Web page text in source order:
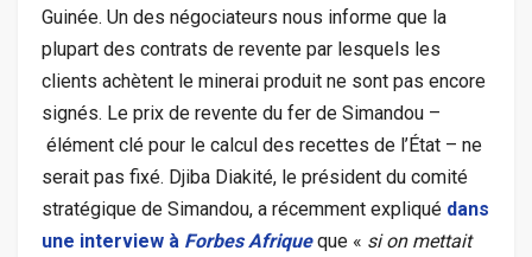
Guinée. Un des négociateurs nous informe que la
plupart des contrats de revente par lesquels les
clients achètent le minerai produit ne sont pas encore
signés. Le prix de revente du fer de Simandou –
élément clé pour le calcul des recettes de l’État – ne
serait pas fixé. Djiba Diakité, le président du comité
stratégique de Simandou, a récemment expliqué dans
une interview à Forbes Afriqueque « si on mettait